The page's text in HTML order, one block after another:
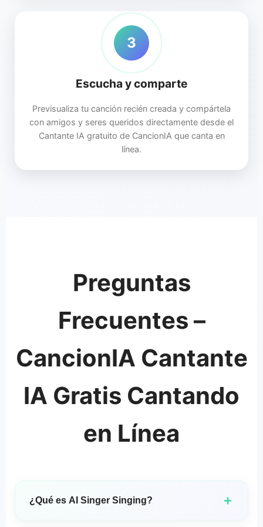
3
Escucha y comparte
Previsualiza tu canción recién creada y compártela
con amigos y seres queridos directamente desde el
Cantante IA gratuito de CancionIA que canta en
línea.
Preguntas
Frecuentes –
CancionIA Cantante
IA Gratis Cantando
en Línea
¿Qué es AI Singer Singing? +